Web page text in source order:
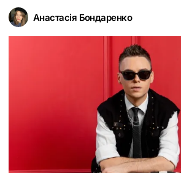
Анастасія Бондаренко